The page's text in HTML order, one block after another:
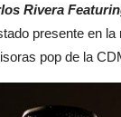
Rivera
presente en la
pop de la